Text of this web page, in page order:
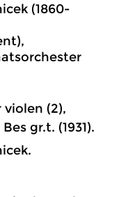
(1860-
(2),
gr.t. (1931).